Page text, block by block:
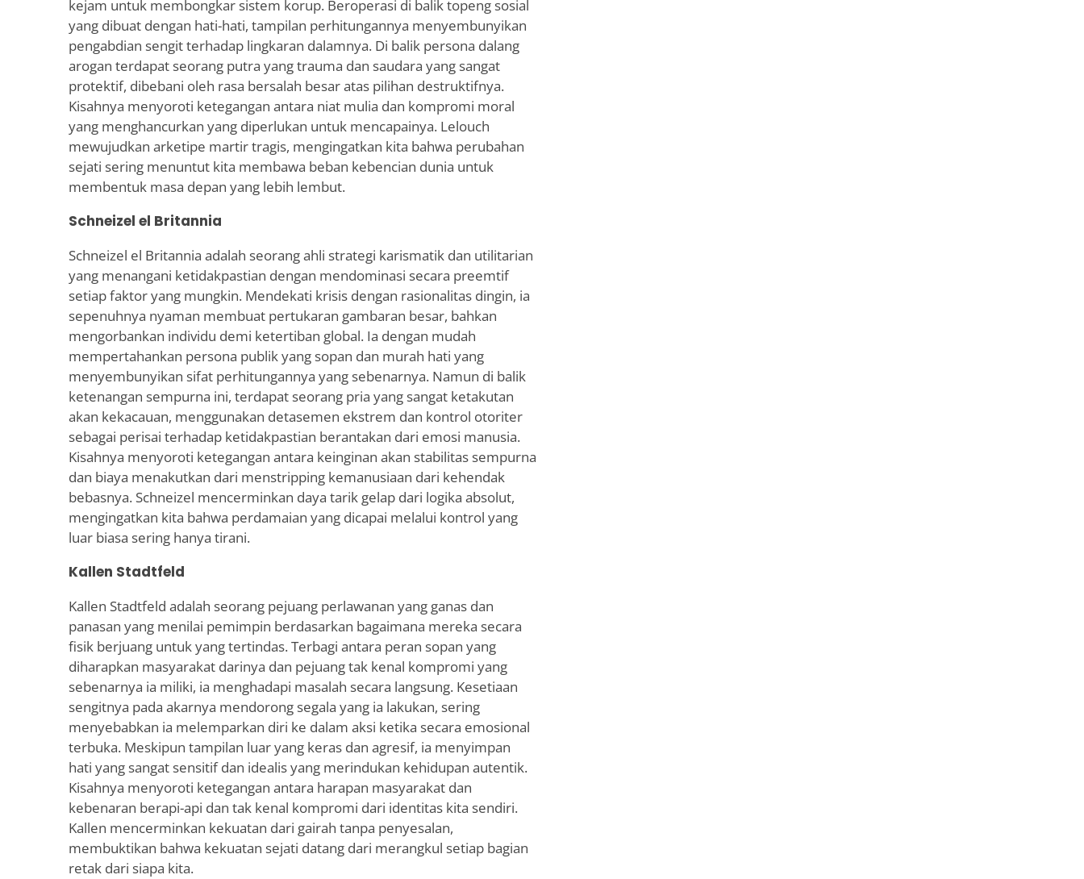
kejam untuk membongkar sistem korup. Beroperasi di balik topeng sosial
yang dibuat dengan hati-hati, tampilan perhitungannya menyembunyikan
pengabdian sengit terhadap lingkaran dalamnya. Di balik persona dalang
arogan terdapat seorang putra yang trauma dan saudara yang sangat
protektif, dibebani oleh rasa bersalah besar atas pilihan destruktifnya.
Kisahnya menyoroti ketegangan antara niat mulia dan kompromi moral
yang menghancurkan yang diperlukan untuk mencapainya. Lelouch
mewujudkan arketipe martir tragis, mengingatkan kita bahwa perubahan
sejati sering menuntut kita membawa beban kebencian dunia untuk
membentuk masa depan yang lebih lembut.
Schneizel el Britannia
Schneizel el Britannia adalah seorang ahli strategi karismatik dan utilitarian
yang menangani ketidakpastian dengan mendominasi secara preemtif
setiap faktor yang mungkin. Mendekati krisis dengan rasionalitas dingin, ia
sepenuhnya nyaman membuat pertukaran gambaran besar, bahkan
mengorbankan individu demi ketertiban global. Ia dengan mudah
mempertahankan persona publik yang sopan dan murah hati yang
menyembunyikan sifat perhitungannya yang sebenarnya. Namun di balik
ketenangan sempurna ini, terdapat seorang pria yang sangat ketakutan
akan kekacauan, menggunakan detasemen ekstrem dan kontrol otoriter
sebagai perisai terhadap ketidakpastian berantakan dari emosi manusia.
Kisahnya menyoroti ketegangan antara keinginan akan stabilitas sempurna
dan biaya menakutkan dari menstripping kemanusiaan dari kehendak
bebasnya. Schneizel mencerminkan daya tarik gelap dari logika absolut,
mengingatkan kita bahwa perdamaian yang dicapai melalui kontrol yang
luar biasa sering hanya tirani.
Kallen Stadtfeld
Kallen Stadtfeld adalah seorang pejuang perlawanan yang ganas dan
panasan yang menilai pemimpin berdasarkan bagaimana mereka secara
fisik berjuang untuk yang tertindas. Terbagi antara peran sopan yang
diharapkan masyarakat darinya dan pejuang tak kenal kompromi yang
sebenarnya ia miliki, ia menghadapi masalah secara langsung. Kesetiaan
sengitnya pada akarnya mendorong segala yang ia lakukan, sering
menyebabkan ia melemparkan diri ke dalam aksi ketika secara emosional
terbuka. Meskipun tampilan luar yang keras dan agresif, ia menyimpan
hati yang sangat sensitif dan idealis yang merindukan kehidupan autentik.
Kisahnya menyoroti ketegangan antara harapan masyarakat dan
kebenaran berapi-api dan tak kenal kompromi dari identitas kita sendiri.
Kallen mencerminkan kekuatan dari gairah tanpa penyesalan,
membuktikan bahwa kekuatan sejati datang dari merangkul setiap bagian
retak dari siapa kita.